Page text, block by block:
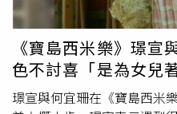
新在阿富汗掌權以來，當地
聯合國婦女署（UN
女孩接受教育與就業，導致
濟負擔，主動通過婚姻換取
婚比例上升了25%，而未成
《寶島西米樂》璟
色不討喜「是為女兒著
璟宣與何宜珊在《寶島西米